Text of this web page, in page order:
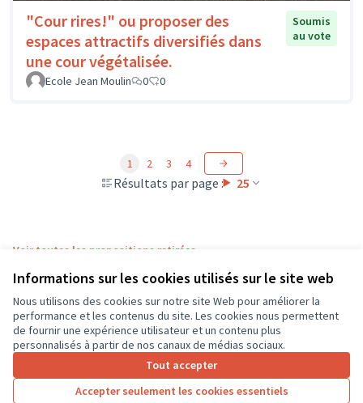
Informations sur les cookies utilisés sur le site web
Nous utilisons des cookies sur notre site Web pour améliorer la
performance et les contenus du site. Les cookies nous permettent
de fournir une expérience utilisateur et un contenu plus
personnalisés à partir de nos canaux de médias sociaux.
Tout accepter
Accepter seulement les cookies essentiels
"Cour rires!" ou proposer des
espaces attractifs diversifiés dans
une cour végétalisée.
Soumis
au vote
Ecole Jean Moulin 0 0
Résultats par page : 25
1 2 3 4
Voir toutes les propositions retirées
Conditions d'utilisation
Paramètres des cookies
CD37 sur X
(Lien externe)
CD37 sur Facebook
CD37 sur Instagram
CD37 sur YouTube
(Lien externe)